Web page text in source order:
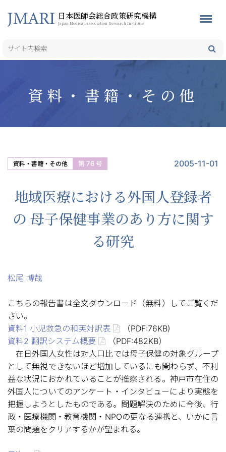
日本医師会総合政策研究機構
Japan Medical Association Research Institute
資料・書籍・その他
資料・書籍・その他 第 76 号 2005-11-01
地域医療における外国人登録者
の 母子保健事業のあり方に関す
る研究
松尾 博哉
こちらの報告書は全文ダウンロード（無料）してご覧くだ
さい。
資料1 小児救急の和英対訳表
（PDF:76KB)
資料2 翻訳システム概要
（PDF:482KB）
在日外国人女性は対人口比では母子保健の対象グループ
として無視できないほど増加しているにも関わらず、不利
益な状況におかれていることが推察される。神戸市在住の
外国人についてのアンケート・インタビューにより実態を
把握しようとしたものである。問題解決のために今後、行
政・医療機関・教育機関・NPOの更なる連携と、いかに言
葉の問題をクリアするかが望まれる。